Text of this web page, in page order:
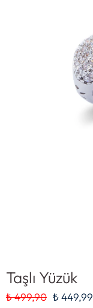
Taşlı Yüzük
₺ 499,90 ₺ 449,99